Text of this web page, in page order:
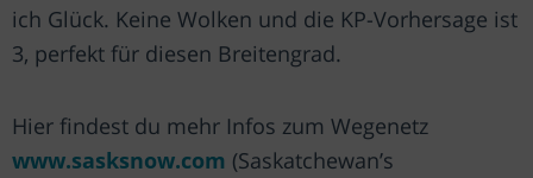
ich Glück. Keine Wolken und die KP-Vorhersage ist
3, perfekt für diesen Breitengrad.
Hier findest du mehr Infos zum Wegenetz
www.sasksnow.com (Saskatchewan’s